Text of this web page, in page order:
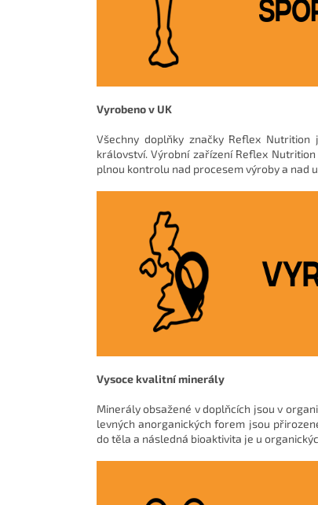
Vyrobeno v UK
Všechny doplňky značky Reflex
království. Výrobní zařízení Reflex
plnou kontrolu nad procesem výroby a nad
Vysoce kvalitní minerály
Minerály obsažené v doplňcích jsou v
levných anorganických forem jsou
do těla a následná bioaktivita je u